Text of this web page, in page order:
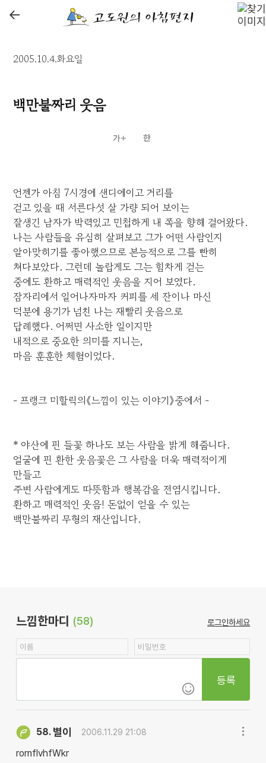
←
2005.10.4.화요일
백만불짜리 웃음
언젠가 아침 7시경에 샌디에이고 거리를
걷고 있을 때 서른다섯 살 가량 되어 보이는
잘생긴 남자가 박력있고 민첩하게 내 쪽을 향해 걸어왔다.
나는 사람들을 유심히 살펴보고 그가 어떤 사람인지
알아맞히기를 좋아했으므로 본능적으로 그를 빤히
쳐다보았다. 그런데 놀랍게도 그는 힘차게 걷는
중에도 환하고 매력적인 웃음을 지어 보였다.
잠자리에서 일어나자마자 커피를 세 잔이나 마신
덕분에 용기가 넘친 나는 재빨리 웃음으로
답례했다. 어쩌면 사소한 일이지만
내적으로 중요한 의미를 지니는,
마음 훈훈한 체험이었다.
- 프랭크 미할릭의《느낌이 있는 이야기》중에서 -
* 야산에 핀 들꽃 하나도 보는 사람을 밝게 해줍니다.
얼굴에 핀 환한 웃음꽃은 그 사람을 더욱 매력적이게
만들고
주변 사람에게도 따뜻함과 행복감을 전염시킵니다.
환하고 매력적인 웃음! 돈없이 얻을 수 있는
백만불짜리 무형의 재산입니다.
느낌한마디 (58) 로그인하세요
등록
58. 별이 2006.11.29 21:08
rornflvhfWkr